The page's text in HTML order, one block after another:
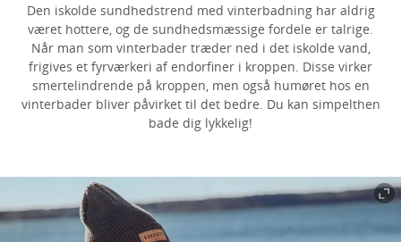
Den iskolde sundhedstrend med vinterbadning har aldrig
været hottere, og de sundhedsmæssige fordele er talrige.
Når man som vinterbader træder ned i det iskolde vand,
frigives et fyrværkeri af endorfiner i kroppen. Disse virker
smertelindrende på kroppen, men også humøret hos en
vinterbader bliver påvirket til det bedre. Du kan simpelthen
bade dig lykkelig!